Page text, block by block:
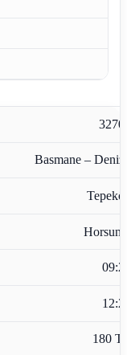
Basmane –
180